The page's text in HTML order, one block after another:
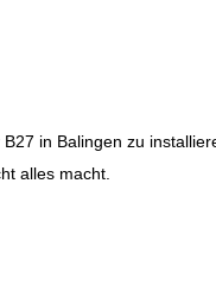
in Balingen zu
alles macht.